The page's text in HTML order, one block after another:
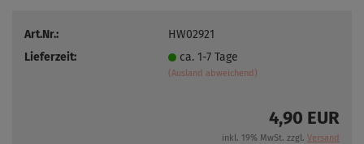
Art.Nr.:
HW02921
Lieferzeit:
ca. 1-7 Tage
(Ausland abweichend)
4,90 EUR
inkl. 19% MwSt. zzgl. Versand